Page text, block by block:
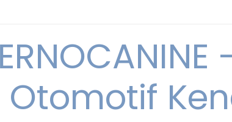
Otomotif